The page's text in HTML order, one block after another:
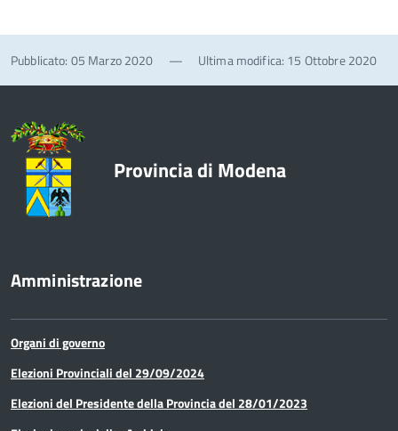
Pubblicato: 05 Marzo 2020 — Ultima modifica: 15 Ottobre 2020
Provincia di Modena
Amministrazione
Organi di governo
Elezioni Provinciali del 29/09/2024
Elezioni del Presidente della Provincia del 28/01/2023